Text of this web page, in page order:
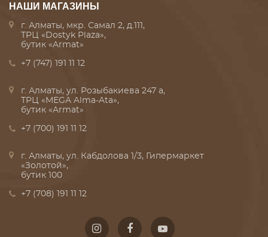
НАШИ МАГАЗИНЫ
г. Алматы, мкр. Самал 2, д.111,
ТРЦ «Dostyk Plaza»,
бутик «Armat»
+7 (747) 191 11 12
г. Алматы, ул. Розыбакиева 247 а,
ТРЦ «MEGA Alma-Ata»,
бутик «Armat»
+7 (700) 191 11 12
г. Алматы, ул. Кабдолова 1/3, Гипермаркет
«Золотой»,
бутик 100
+7 (708) 191 11 12